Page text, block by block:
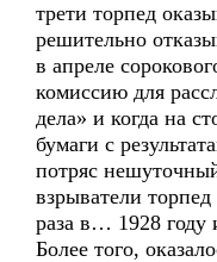
трети торпед
решительно
в апреле
комиссию для
дела» и когда на
бумаги с
потряс
взрыватели
раза в… 1928 году
Более того,